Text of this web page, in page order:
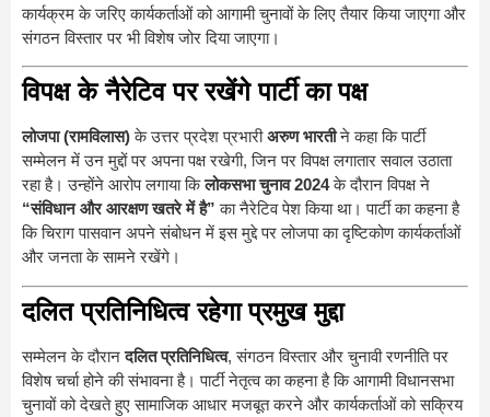
कार्यक्रम के जरिए कार्यकर्ताओं को आगामी चुनावों के लिए तैयार किया जाएगा और
संगठन विस्तार पर भी विशेष जोर दिया जाएगा।
विपक्ष के नैरेटिव पर रखेंगे पार्टी का पक्ष
लोजपा (रामविलास)के उत्तर प्रदेश प्रभारीअरुण भारतीने कहा कि पार्टी
सम्मेलन में उन मुद्दों पर अपना पक्ष रखेगी, जिन पर विपक्ष लगातार सवाल उठाता
रहा है। उन्होंने आरोप लगाया किलोकसभा चुनाव 2024के दौरान विपक्ष ने
“संविधान और आरक्षण खतरे में है” का नैरेटिव पेश किया था। पार्टी का कहना है
कि चिराग पासवान अपने संबोधन में इस मुद्दे पर लोजपा का दृष्टिकोण कार्यकर्ताओं
और जनता के सामने रखेंगे।
दलित प्रतिनिधित्व रहेगा प्रमुख मुद्दा
सम्मेलन के दौरानदलित प्रतिनिधित्व, संगठन विस्तार और चुनावी रणनीति पर
विशेष चर्चा होने की संभावना है। पार्टी नेतृत्व का कहना है कि आगामी विधानसभा
चुनावों को देखते हुए सामाजिक आधार मजबूत करने और कार्यकर्ताओं को सक्रिय